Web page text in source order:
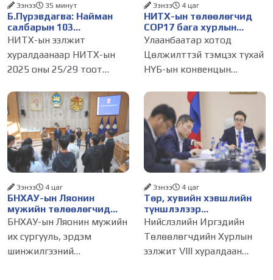
Б.Пүрэвдагва: Найман
салбарын 103
үйлчилгээний
бүртгэлийг цуцалснаар
бизнес эрхлэхэд таатай
нөхцөл бүрдэнэ
Ээнээ 35 минут
НИТХ-ын ээлжит
хуралдаанаар НИТХ-ын
2025 оны 25/29 тоот
журмын зарим хэсгийг
хүчингүй болгож,
зөвшөөрлийн шинжтэй
103 бүртгэлээс нийслэлийн
бизнес эрхлэгчдийг
НИТХ-ын төлөөлөгчид
COP17 бага хурлын
бэлтгэл ажлын талаар
мэдээлэл сонслоо
Ээнээ 4 цаг
Улаанбаатар хотод
Цөлжилттэй тэмцэх тухай
НҮБ-ын конвенцын
хурал (COP17) 2026 оны 08
дугаар сарын 17-28-ны
өдөр зохион
байгуулагдана. Үүнтэй
холбогдуулан Нийслэлийн
БНХАУ-ын Ляонин
мужийн төлөөлөгчид
НИТХ-ын үйл
танилцлаа
Ээнээ 4 цаг
БНХАУ-ын Ляонин мужийн
их сургууль, эрдэм
шинжилгээний
Төр, хувийн хэвшлийн
түншлэлээр
хэрэгжүүлэхээр
төлөвлөсөн зарим
төслийг танилцуулав
Ээнээ 4 цаг
Нийслэлийн Иргэдийн
Төлөөлөгчдийн Хурлын
ээлжит VIII хуралдаан